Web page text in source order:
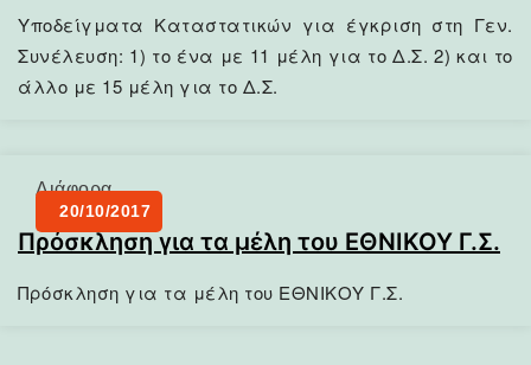
Υποδείγματα Καταστατικών για έγκριση στη Γεν.
Συνέλευση: 1) το ένα με 11 μέλη για το Δ.Σ. 2) και το
άλλο με 15 μέλη για το Δ.Σ.
20/10/2017
Διάφορα
Πρόσκληση για τα μέλη του ΕΘΝΙΚΟΥ Γ.Σ.
Πρόσκληση για τα μέλη του ΕΘΝΙΚΟΥ Γ.Σ.